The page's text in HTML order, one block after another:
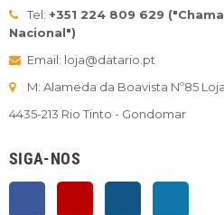
Tel: +351 224 809 629
Nacional")
Email: loja@datario.pt
M: Alameda da Boavista Nº85
4435-213 Rio Tinto - Gondomar
SIGA-NOS
FacebookYouTube Instagram